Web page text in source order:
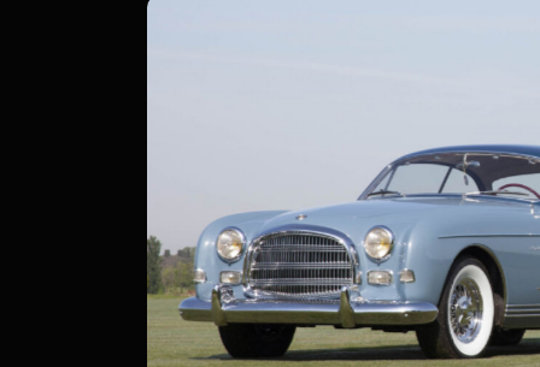
Lancia Aurelia 2000
Vignale
Restauri Ultimati